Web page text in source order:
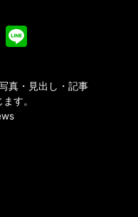
真・見出し・記事
す。